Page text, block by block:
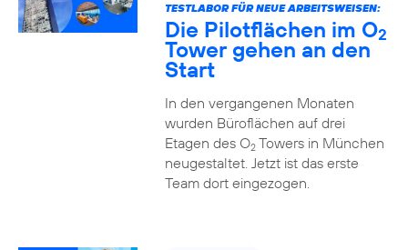
TESTLABOR FÜR NEUE ARBEITSWEISEN:
Die Pilotflächen im O2
Tower gehen an den
Start
In den vergangenen Monaten
wurden Büroflächen auf drei
Etagen des O2Towers in München
neugestaltet. Jetzt ist das erste
Team dort eingezogen.